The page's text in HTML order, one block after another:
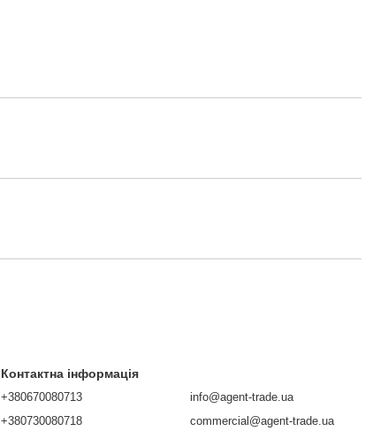
Контактна інформація
+380670080713
+380730080718
info@agent-trade.ua
commercial@agent-trade.ua